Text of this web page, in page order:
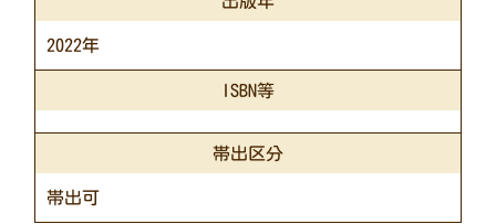
2022年
ISBN等
帯出区分
帯出可